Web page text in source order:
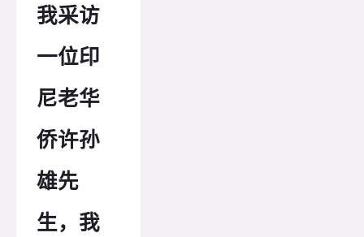
我采访
一位印
尼老华
侨许孙
雄先
生，我